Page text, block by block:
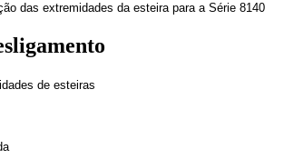
das extremidades da esteira para a Série 8140
de esteiras